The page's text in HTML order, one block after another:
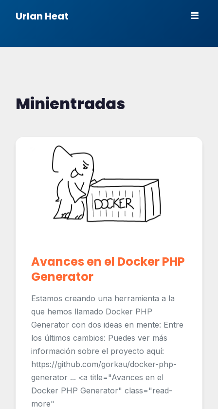
Urlan Heat
Minientradas
Avances en el Docker PHP
Generator
Estamos creando una herramienta a la
que hemos llamado Docker PHP
Generator con dos ideas en mente: Entre
los últimos cambios: Puedes ver más
información sobre el proyecto aquí:
https://github.com/gorkau/docker-php-
generator ... <a title="Avances en el
Docker PHP Generator" class="read-
more"